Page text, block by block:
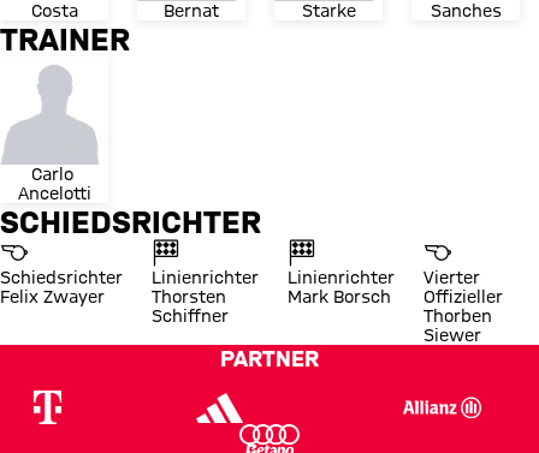
Costa Bernat Starke Sanches
TRAINER
Carlo
Ancelotti
SCHIEDSRICHTER
Schiedsrichter
Felix Zwayer
Linienrichter
Thorsten
Schiffner
Linienrichter
Mark Borsch
Vierter
Offizieller
Thorben
Siewer
PARTNER